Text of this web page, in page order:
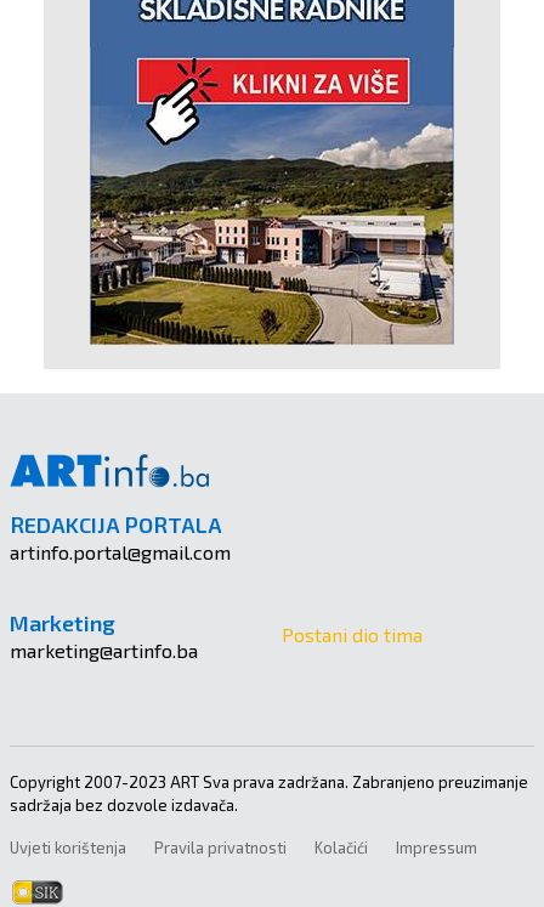
REDAKCIJA PORTALA
artinfo.portal@gmail.com
Marketing
marketing@artinfo.ba
Postani dio tima
Copyright 2007-2023 ART Sva prava zadržana. Zabranjeno preuzimanje
sadržaja bez dozvole izdavača.
Uvjeti korištenja Pravila privatnosti Kolačići Impressum